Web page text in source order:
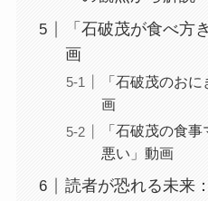
「石破茂が食べ方
画
「石破茂のお
画
「石破茂の食
悪い」動画
読者が恐れる未来